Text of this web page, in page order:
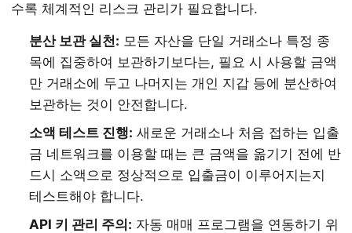
수록 체계적인 리스크 관리가 필요합니다.
분산 보관 실천: 모든 자산을 단일 거래소나 특정 종
목에 집중하여 보관하기보다는, 필요 시 사용할 금액
만 거래소에 두고 나머지는 개인 지갑 등에 분산하여
보관하는 것이 안전합니다.
소액 테스트 진행: 새로운 거래소나 처음 접하는 입출
금 네트워크를 이용할 때는 큰 금액을 옮기기 전에 반
드시 소액으로 정상적으로 입출금이 이루어지는지
테스트해야 합니다.
API 키 관리 주의: 자동 매매 프로그램을 연동하기 위